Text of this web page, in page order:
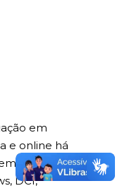
em
e online há
por grandes
DCI,